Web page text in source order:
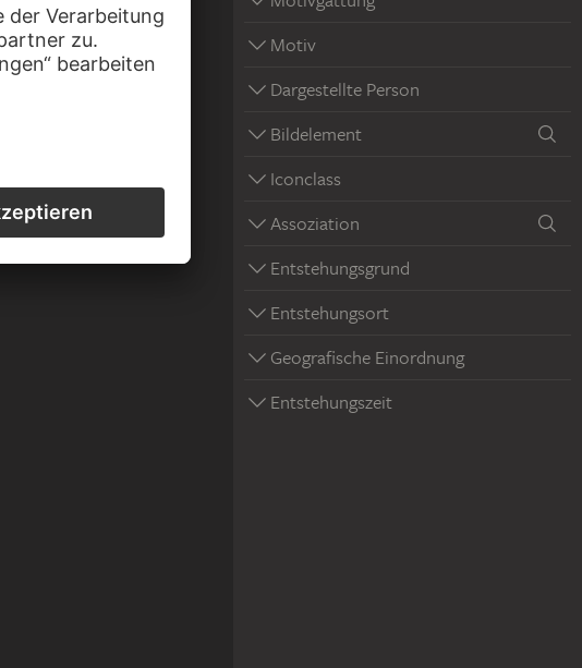
Motiv
Dargestellte Person
Bildelement
Iconclass
Assoziation
Entstehungsgrund
Entstehungsort
Geografische Einordnung
Entstehungszeit